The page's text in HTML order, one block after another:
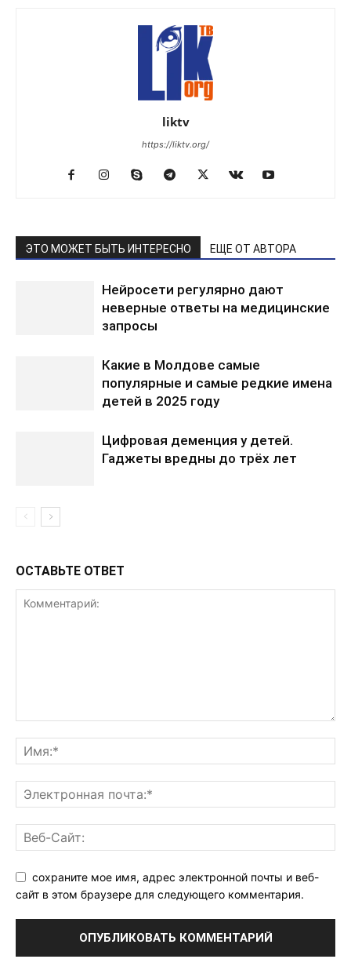
liktv
https://liktv.org/
ЭТО МОЖЕТ БЫТЬ ИНТЕРЕСНО ЕЩЕ ОТ АВТОРА
Нейросети регулярно дают
неверные ответы на медицинские
запросы
Какие в Молдове самые
популярные и самые редкие имена
детей в 2025 году
Цифровая деменция у детей.
Гаджеты вредны до трёх лет
ОСТАВЬТЕ ОТВЕТ
сохраните мое имя, адрес электронной почты и веб-
сайт в этом браузере для следующего комментария.